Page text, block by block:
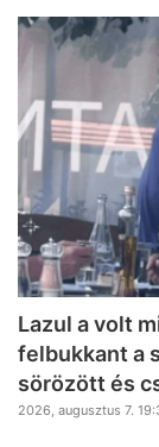
Lazul a volt
felbukkant a
sörözött és
2026, augusztus 7.